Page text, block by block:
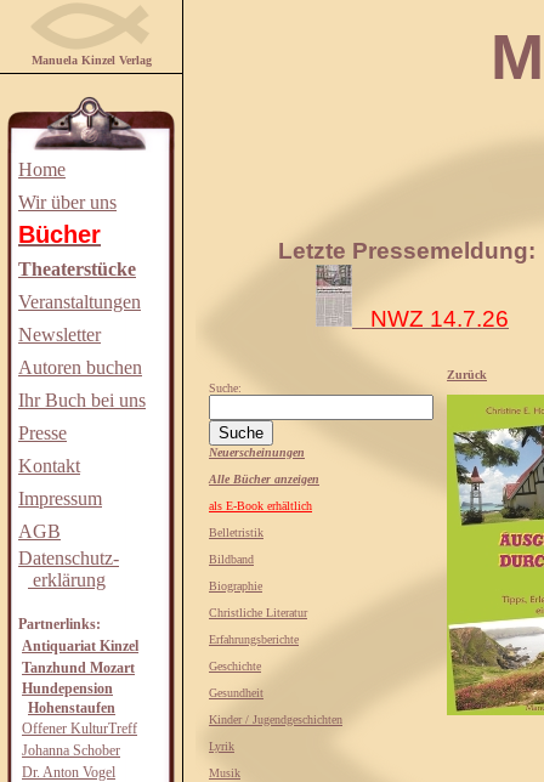
Manuela Kinzel Verlag
Home
Wir über uns
Bücher
Theaterstücke
Veranstaltungen
Newsletter
Autoren buchen
Ihr Buch bei uns
Presse
Kontakt
Impressum
AGB
Datenschutz-
erklärung
Partnerlinks:
Antiquariat Kinzel
Tanzhund Mozart
Hundepension
Hohenstaufen
Offener KulturTreff
Johanna Schober
Dr. Anton Vogel
Letzte Pressemeldung:
NWZ 14.7.26
Suche:
Neuerscheinungen
Alle Bücher anzeigen
als E-Book erhältlich
Belletristik
Bildband
Biographie
Christliche Literatur
Erfahrungsberichte
Geschichte
Gesundheit
Kinder / Jugendgeschichten
Lyrik
Musik
Zurück